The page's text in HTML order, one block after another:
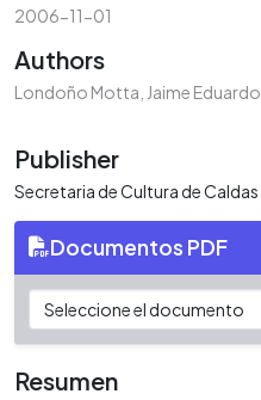
2006-11-01
Authors
Londoño Motta, Jaime Eduardo
Publisher
Secretaria de Cultura de Caldas
Documentos PDF
Resumen